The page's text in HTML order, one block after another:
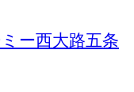
ミー西大路五条